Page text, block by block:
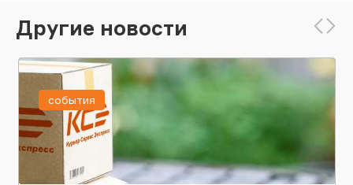
Другие новости
события